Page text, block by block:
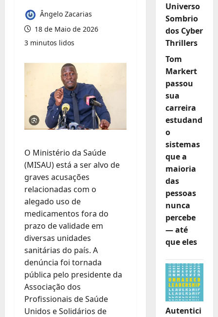
Ângelo Zacarias
18 de Maio de 2026
3 minutos lidos
O Ministério da Saúde
(MISAU) está a ser alvo de
graves acusações
relacionadas com o
alegado uso de
medicamentos fora do
prazo de validade em
diversas unidades
sanitárias do país. A
denúncia foi tornada
pública pelo presidente da
Associação dos
Profissionais de Saúde
Unidos e Solidários de
Universo
Sombrio
dos Cyber
Thrillers
Tom
Markert
passou
sua
carreira
estudand
o
sistemas
que a
maioria
das
pessoas
nunca
percebe
— até
que eles
Autentici